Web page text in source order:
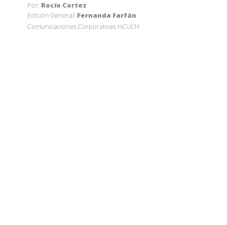
Por: Rocío Cortez
Edición General: Fernanda Farfán
Comunicaciones Corporativas HCUCH